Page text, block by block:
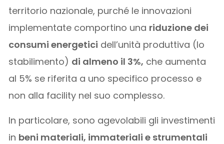
territorio nazionale, purché le innovazioni
implementate comportino una riduzione dei
consumi energetici dell’unità produttiva (lo
stabilimento) di almeno il 3%, che aumenta
al 5% se riferita a uno specifico processo e
non alla facility nel suo complesso.
In particolare, sono agevolabili gli investimenti
in beni materiali, immateriali e strumentali